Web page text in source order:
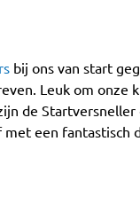
bij ons van start
Leuk om onze
de
een fantastisch